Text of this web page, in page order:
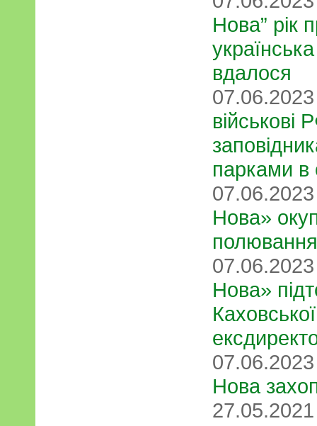
Нова” рік
вдалося
військові
парками в
Нова»
Нова»
Нова